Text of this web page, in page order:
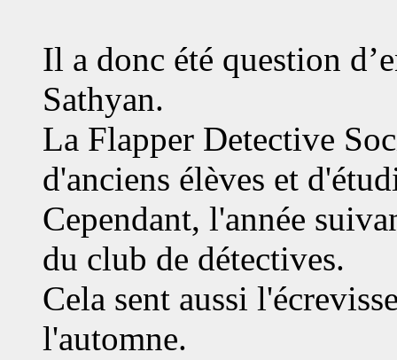
Il a donc été question
Sathyan.
La Flapper Detective
d'anciens élèves et
Cependant, l'année
du club de détectives.
Cela sent aussi
l'automne.